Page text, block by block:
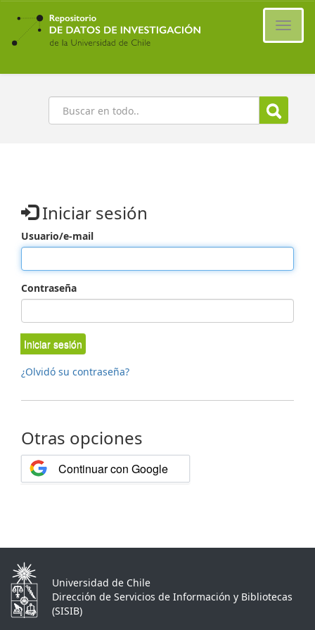
Ir
contenido
principal
Buscar
Iniciar sesión
Usuario/e-mail
Contraseña
Iniciar sesión
¿Olvidó su contraseña?
Otras opciones
Continuar con Google
Universidad de Chile
Dirección de Servicios de Información y Bibliotecas
(SISIB)